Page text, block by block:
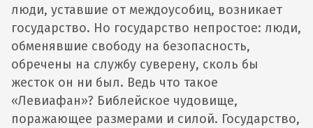
люди, уставшие от междоусобиц, возникает
государство. Но государство непростое: люди,
обменявшие свободу на безопасность,
обречены на службу суверену, сколь бы
жесток он ни был. Ведь что такое
«Левиафан»? Библейское чудовище,
поражающее размерами и силой. Государство,